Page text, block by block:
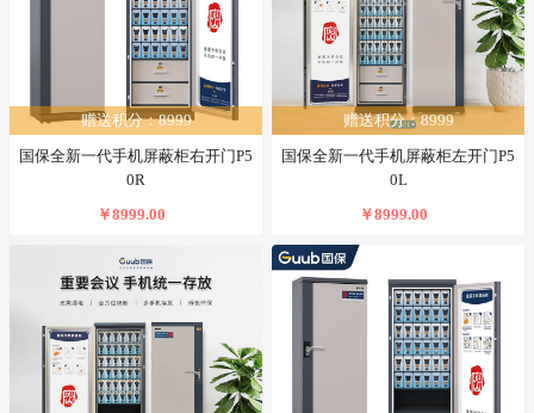
赠送积分：8999
国保全新一代手机屏蔽柜右开门P5
0R
￥8999.00
赠送积分：8999
国保全新一代手机屏蔽柜左开门P5
0L
￥8999.00